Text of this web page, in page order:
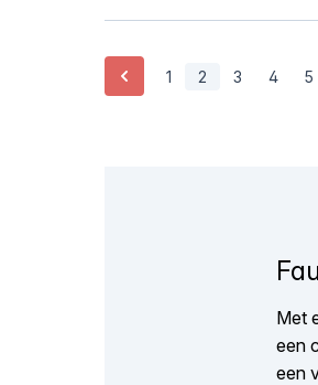
Vorige 1 2 3 4 5
Met
een
een